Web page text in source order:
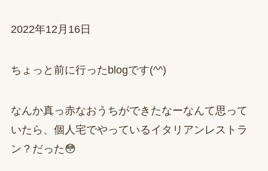
2022年12月16日
ちょっと前に行ったblogです(^^)
なんか真っ赤なおうちができたなーなんて思って
いたら、個人宅でやっているイタリアンレストラ
ン？だった😳